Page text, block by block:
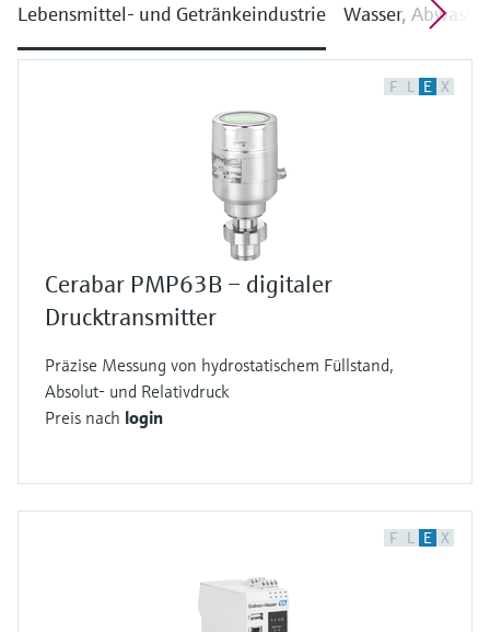
Lebensmittel- und Getränkeindustrie Wasser,
F L E X
Cerabar PMP63B – digitaler
Drucktransmitter
Präzise Messung von hydrostatischem Füllstand,
Absolut- und Relativdruck
Preis nach login
F L E X